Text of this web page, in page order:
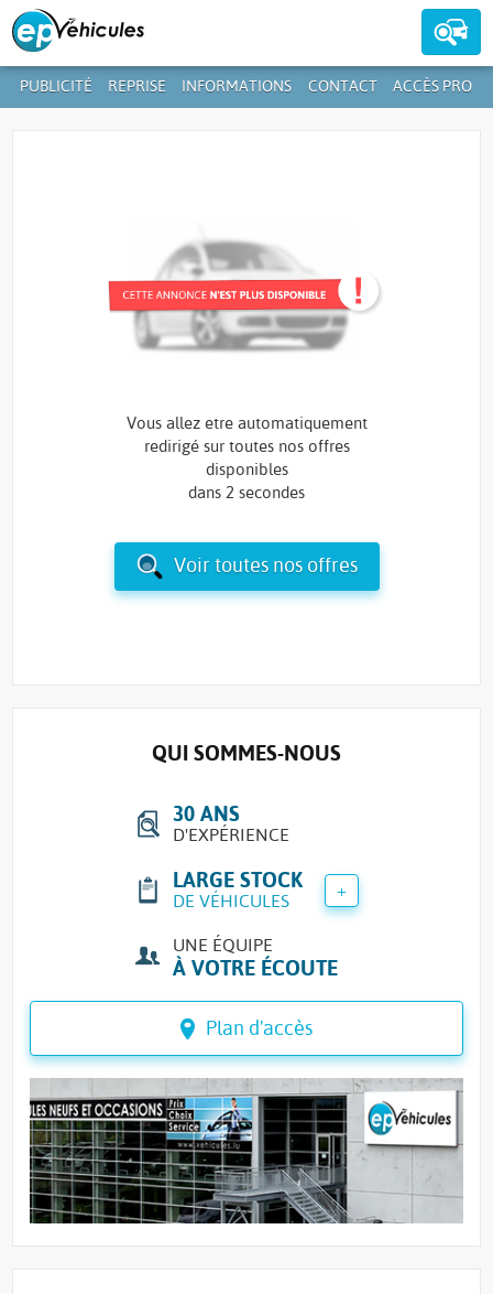
Contactez-nous au
PUBLICITÉ REPRISE INFORMATIONS CONTACT ACCÈS PRO
QUI SOMMES-NOUS
30 ANS
D'EXPÉRIENCE
LARGE STOCK
DE VÉHICULES
+
UNE ÉQUIPE
À VOTRE ÉCOUTE
Plan d'accès
Vous allez etre automatiquement
redirigé sur toutes nos offres
disponibles
dans1 seconde
Voir toutes nos offres